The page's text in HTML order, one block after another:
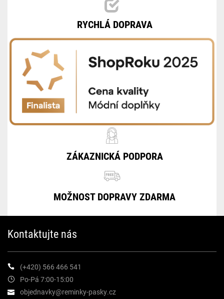
RYCHLÁ DOPRAVA
ZÁKAZNICKÁ PODPORA
MOŽNOST DOPRAVY ZDARMA
Kontaktujte nás
(+420) 566 466 541
Po-Pá 7:00-15:00
objednavky@reminky-pasky.cz